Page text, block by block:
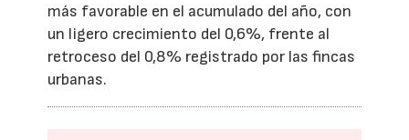
más favorable en el acumulado del año, con
un ligero crecimiento del 0,6%, frente al
retroceso del 0,8% registrado por las fincas
urbanas.